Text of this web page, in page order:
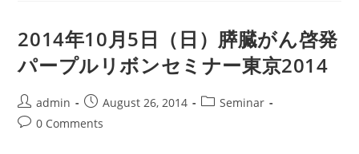
パ
ー
プ
ル
リ
ン
セ
2014年10月5日（日）膵臓がん啓発
パープルリボンセミナー東京2014
Post
author:
admin
Post
published:
August 26, 2014
PostSeminar
Post0 Comments